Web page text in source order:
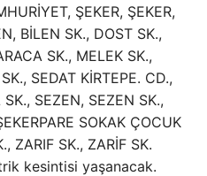
ŞEKER, ŞEKER,
BİLEN SK., DOST SK.,
SK., MELEK SK.,
SEDAT KİRTEPE. CD.,
SEZEN, SEZEN SK.,
SOKAK ÇOCUK
ZARIF SK., ZARİF SK.
kesintisi yaşanacak.